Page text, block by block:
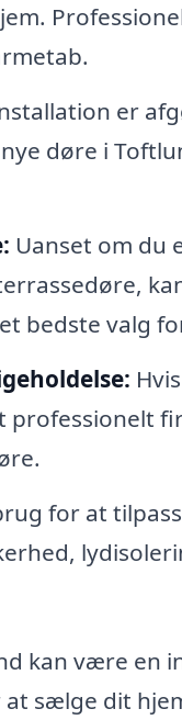
er
døre i
Uanset om du
bedste valg
professionelt
for at
kan være en
sælge dit